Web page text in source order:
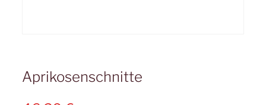
Aprikosenschnitte